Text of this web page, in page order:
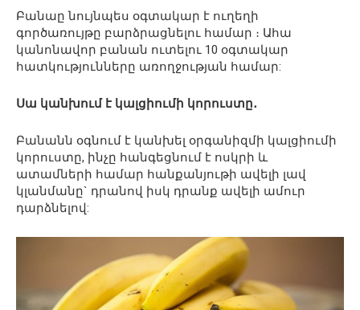
Բանաը նույնպես օգտակար է ուղեղի
գործառույթը բարձրացնելու համար ։ Ահա
կանոնավոր բանան ուտելու 10 օգտակար
հատկությունները առողջության համար:
Սա կանխում է կալցիումի կորուստը․
Բանանն օգնում է կանխել օրգանիզմի կալցիումի
կորուստը, ինչը հանգեցնում է ոսկրի և
ատամների համար հանքանյութի ավելի լավ
կլանմանը` դրանով իսկ դրանք ավելի ամուր
դարձնելով: